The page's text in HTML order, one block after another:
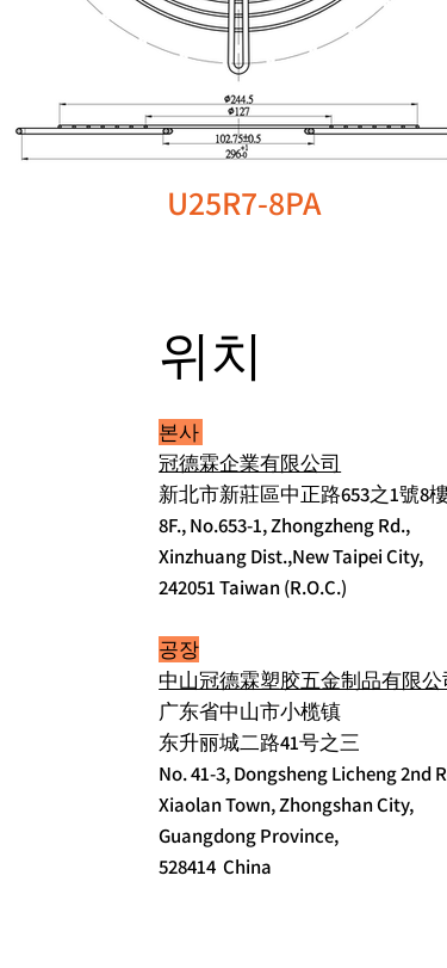
U25R7-8PA
위치
본사
冠德霖企業有限公司
新北市新莊區中正路653之1號8
8F., No.653-1, Zhongzheng Rd.,
Xinzhuang Dist.,New Taipei City,
242051 Taiwan (R.O.C.)
공장
中山冠德霖塑胶五金制品有限公
广东省中山市小榄镇
东升丽城二路41号之三
No. 41-3, Dongsheng Licheng 2nd
Xiaolan Town, Zhongshan City,
Guangdong Province,
528414 China